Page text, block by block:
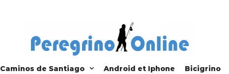
Caminos de Santiago Android et Iphone Bicigrino